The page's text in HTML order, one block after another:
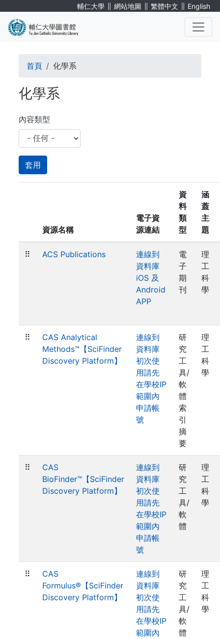
輔仁大學 ∥ 網站地圖 ∥ 繁體中文 ∥ English
導
航
連
結
首頁 化學系
化學系
內容類型
資源名稱
電子資
源連結
資
料
類
型
涵
蓋
主
題
⠿ ACS Publications
連線到
資料庫
iOS 及
Android
APP
電
子
期
刊
理
工
科
學
⠿
CAS Analytical
Methods™【SciFinder
Discovery Platform】
連線到
資料庫
初次使
用請先
在學校IP
範圍內
申請帳
號
研
究
工
具/
軟
體
索
引
摘
要
理
工
科
學
⠿
CAS
BioFinder™【SciFinder
Discovery Platform】
連線到
資料庫
初次使
用請先
在學校IP
範圍內
申請帳
號
研
究
工
具/
軟
體
理
工
科
學
⠿
CAS
Formulus®【SciFinder
Discovery Platform】
連線到
資料庫
初次使
用請先
在學校IP
範圍內
研
究
工
具/
軟
體
理
工
科
學